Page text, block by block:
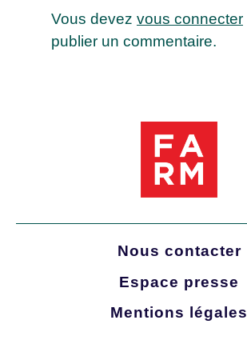
Vous devez vous connecter
publier un commentaire.
Nous contacter
Espace presse
Mentions légales